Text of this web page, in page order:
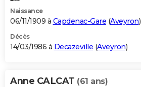
Naissance
06/11/1909 à Capdenac-Gare (Aveyron)
Décès
14/03/1986 à Decazeville (Aveyron)
Anne CALCAT (61 ans)